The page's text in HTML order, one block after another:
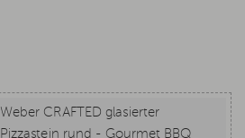
Weber CRAFTED glasierter
Pizzastein rund - Gourmet BBQ